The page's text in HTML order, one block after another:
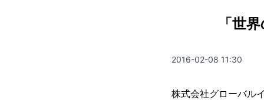
「世
2016-02-08 11:30
株式会社グローバル